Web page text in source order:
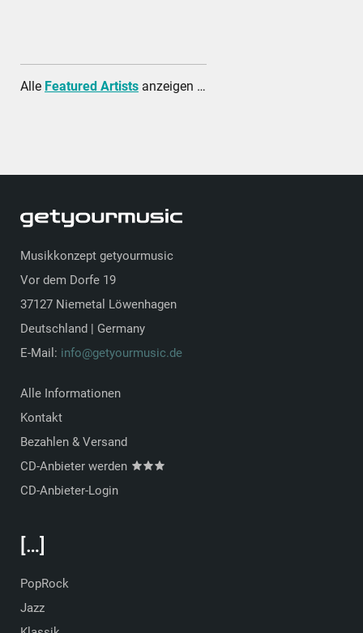
Alle Featured Artists anzeigen …
Musikkonzept getyourmusic
Vor dem Dorfe 19
37127 Niemetal Löwenhagen
Deutschland | Germany
E-Mail: info@getyourmusic.de
Alle Informationen
Kontakt
Bezahlen & Versand
CD-Anbieter werden
CD-Anbieter-Login
[…]
PopRock
Jazz